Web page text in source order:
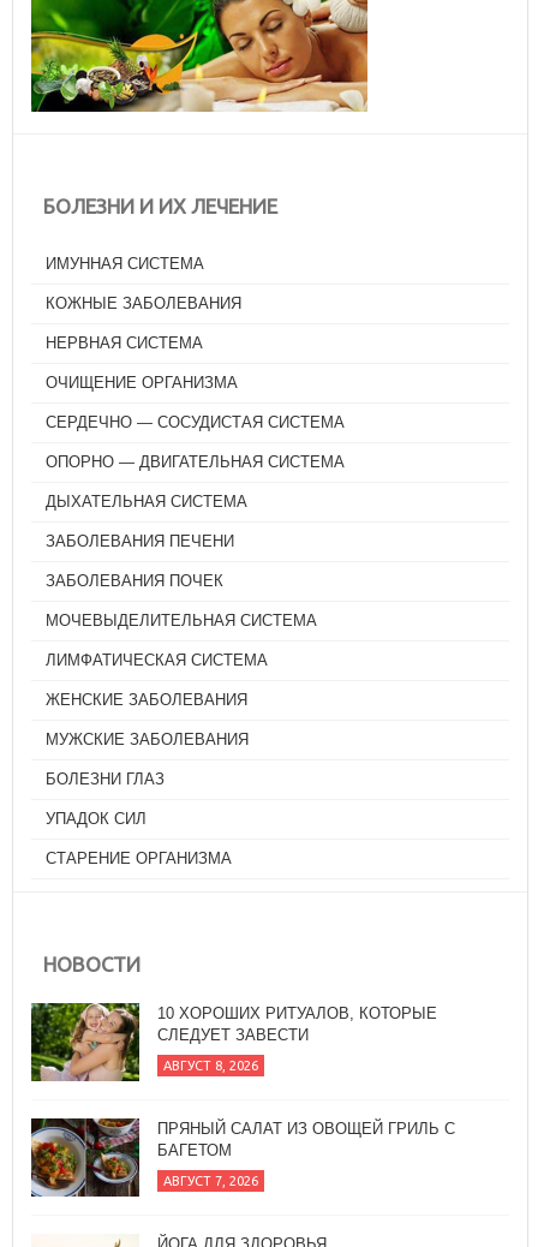
БОЛЕЗНИ И ИХ ЛЕЧЕНИЕ
ИМУННАЯ СИСТЕМА
КОЖНЫЕ ЗАБОЛЕВАНИЯ
НЕРВНАЯ СИСТЕМА
ОЧИЩЕНИЕ ОРГАНИЗМА
СЕРДЕЧНО — СОСУДИСТАЯ СИСТЕМА
ОПОРНО — ДВИГАТЕЛЬНАЯ СИСТЕМА
ДЫХАТЕЛЬНАЯ СИСТЕМА
ЗАБОЛЕВАНИЯ ПЕЧЕНИ
ЗАБОЛЕВАНИЯ ПОЧЕК
МОЧЕВЫДЕЛИТЕЛЬНАЯ СИСТЕМА
ЛИМФАТИЧЕСКАЯ СИСТЕМА
ЖЕНСКИЕ ЗАБОЛЕВАНИЯ
МУЖСКИЕ ЗАБОЛЕВАНИЯ
БОЛЕЗНИ ГЛАЗ
УПАДОК СИЛ
СТАРЕНИЕ ОРГАНИЗМА
НОВОСТИ
10 ХОРОШИХ РИТУАЛОВ, КОТОРЫЕ
СЛЕДУЕТ ЗАВЕСТИ
АВГУСТ 8, 2026
ПРЯНЫЙ САЛАТ ИЗ ОВОЩЕЙ ГРИЛЬ С
БАГЕТОМ
АВГУСТ 7, 2026